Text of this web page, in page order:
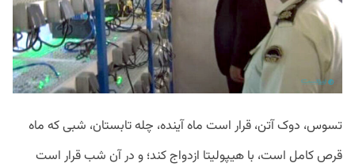
تسوس، دوک آتن، قرار است ماه آینده، چله تابستان، شبی که ماه
قرص کامل است، با هیپولیتا ازدواج کند؛ و در آن شب قرار است